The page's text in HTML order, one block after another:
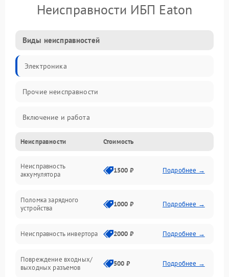
Неисправности ИБП Eaton
Виды неисправностей
Электроника
Прочие неисправности
Включение и работа
Работа с нагрузкой
Звук и индикация
Механические повреждения
Неисправности Стоимость
Неисправность
аккумулятора
1500 ₽ Подробнее →
Поломка зарядного
устройства
1000 ₽ Подробнее →
Неисправность инвертора 2000 ₽ Подробнее →
Повреждение входных/
выходных разъемов
500 ₽ Подробнее →